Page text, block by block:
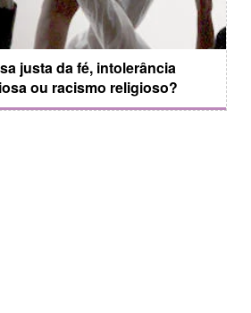
justa da fé, intolerância
ou racismo religioso?